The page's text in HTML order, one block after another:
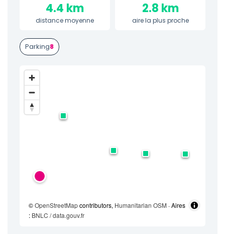
4.4 km
distance moyenne
2.8 km
aire la plus proche
Parking8
©OpenStreetMapcontributors, Humanitarian OSM · Aires
: BNLC / data.gouv.fr